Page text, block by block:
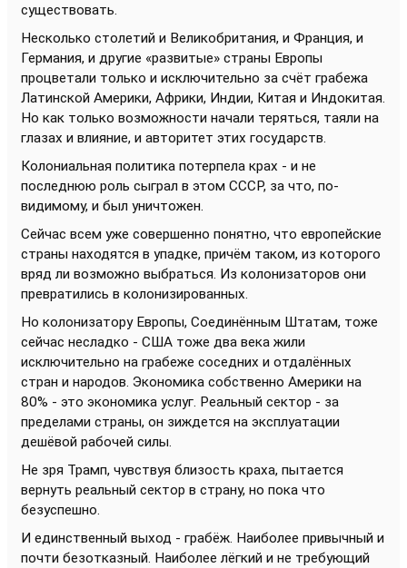
существовать.
Несколько столетий и Великобритания, и Франция, и
Германия, и другие «развитые» страны Европы
процветали только и исключительно за счёт грабежа
Латинской Америки, Африки, Индии, Китая и Индокитая.
Но как только возможности начали теряться, таяли на
глазах и влияние, и авторитет этих государств.
Колониальная политика потерпела крах - и не
последнюю роль сыграл в этом СССР, за что, по-
видимому, и был уничтожен.
Сейчас всем уже совершенно понятно, что европейские
страны находятся в упадке, причём таком, из которого
вряд ли возможно выбраться. Из колонизаторов они
превратились в колонизированных.
Но колонизатору Европы, Соединённым Штатам, тоже
сейчас несладко - США тоже два века жили
исключительно на грабеже соседних и отдалённых
стран и народов. Экономика собственно Америки на
80% - это экономика услуг. Реальный сектор - за
пределами страны, он зиждется на эксплуатации
дешёвой рабочей силы.
Не зря Трамп, чувствуя близость краха, пытается
вернуть реальный сектор в страну, но пока что
безуспешно.
И единственный выход - грабёж. Наиболее привычный и
почти безотказный. Наиболее лёгкий и не требующий